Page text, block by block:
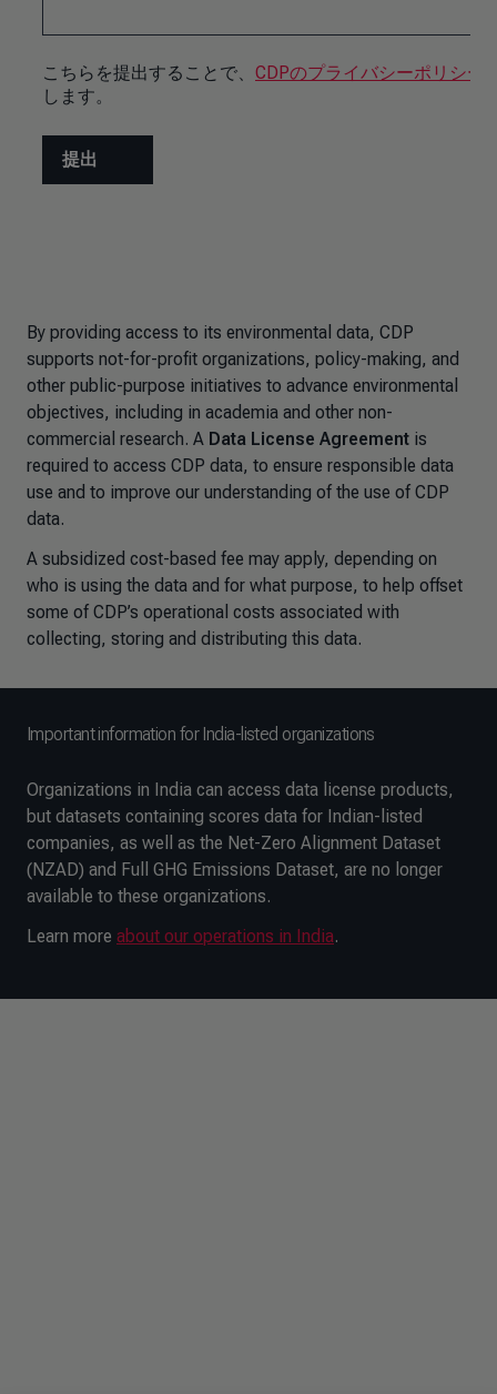
By providing access to its environmental data, CDP
supports not-for-profit organizations, policy-making, and
other public-purpose initiatives to advance environmental
objectives, including in academia and other non-
commercial research. A Data License Agreement is
required to access CDP data, to ensure responsible data
use and to improve our understanding of the use of CDP
data.
A subsidized cost-based fee may apply, depending on
who is using the data and for what purpose, to help offset
some of CDP’s operational costs associated with
collecting, storing and distributing this data.
Important information for India-listed organizations
Organizations in India can access data license products,
but datasets containing scores data for Indian-listed
companies, as well as the Net-Zero Alignment Dataset
(NZAD) and Full GHG Emissions Dataset, are no longer
available to these organizations.
Learn more about our operations in India.